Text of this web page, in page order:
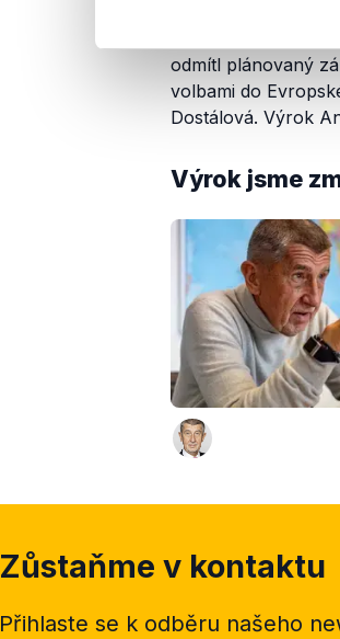
odmítl plánovaný
volbami do
Dostálová. Výrok
Výrok jsme
Zůstaňme v kontaktu
Přihlaste se k odběru našeho